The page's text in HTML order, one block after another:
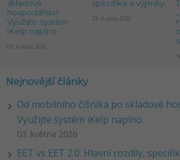
skladové
hospodářství.
Využijte systém
iKelp naplno
03. května 2026
specifika a výjimky
23. dubna 2026
Nejnovější články
Od mobilního číšníka po skladové
Využijte systém iKelp naplno
03. května 2026
EET vs EET 2.0: Hlavní rozdíly,